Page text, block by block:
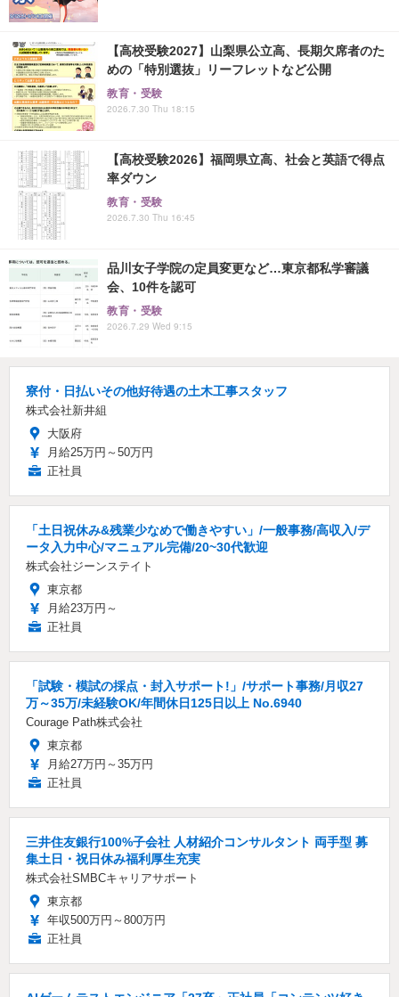
【高校受験2027】山梨県公立高、長期欠席者のた
めの「特別選抜」リーフレットなど公開
教育・受験
2026.7.30 Thu 18:15
【高校受験2026】福岡県立高、社会と英語で得点
率ダウン
教育・受験
2026.7.30 Thu 16:45
品川女子学院の定員変更など…東京都私学審議
会、10件を認可
教育・受験
2026.7.29 Wed 9:15
寮付・日払いその他好待遇の土木工事スタッフ
株式会社新井組
大阪府
月給25万円～50万円
正社員
「土日祝休み&残業少なめで働きやすい」/一般事務/高収入/デ
ータ入力中心/マニュアル完備/20~30代歓迎
株式会社ジーンステイト
東京都
月給23万円～
正社員
「試験・模試の採点・封入サポート!」/サポート事務/月収27
万～35万/未経験OK/年間休日125日以上 No.6940
Courage Path株式会社
東京都
月給27万円～35万円
正社員
三井住友銀行100%子会社 人材紹介コンサルタント 両手型 募
集土日・祝日休み福利厚生充実
株式会社SMBCキャリアサポート
東京都
年収500万円～800万円
正社員